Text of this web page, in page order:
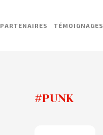
PARTENAIRES TÉMOIGNAGES
#PUNK